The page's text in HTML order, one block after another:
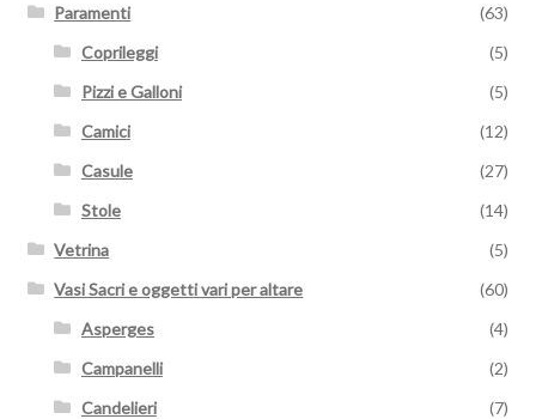
Paramenti
(63)
Coprileggi
(5)
Pizzi e Galloni
(5)
Camici
(12)
Casule
(27)
Stole
(14)
Vetrina
(5)
Vasi Sacri e oggetti vari per altare
(60)
Asperges
(4)
Campanelli
(2)
Candelieri
(7)